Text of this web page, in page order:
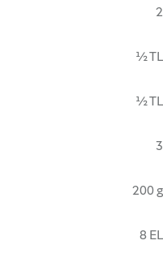
2
½ TL
½ TL
3
200 g
8 EL